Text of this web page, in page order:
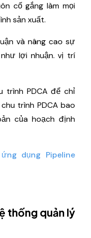
cố gắng làm mọi
sản xuất.
và nâng cao sự
lợi nhuận. vị trí
trình PDCA để chỉ
trình PDCA bao
của hoạch định
dụng Pipeline
thống quản lý